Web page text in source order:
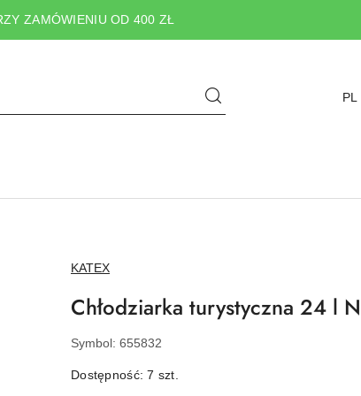
ZAMÓWIENIU OD 400 ZŁ
PL
NAZWA
PRODUCENTA:
KATEX
Chłodziarka turystyczna 24 l
Symbol: 655832
Dostępność:7 szt.